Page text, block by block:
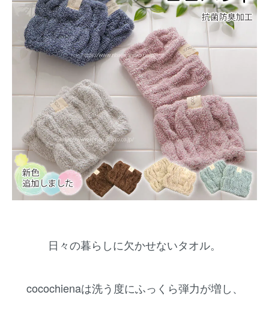
日々の暮らしに欠かせないタオル。
cocochienaは洗う度にふっくら弾力が増し、